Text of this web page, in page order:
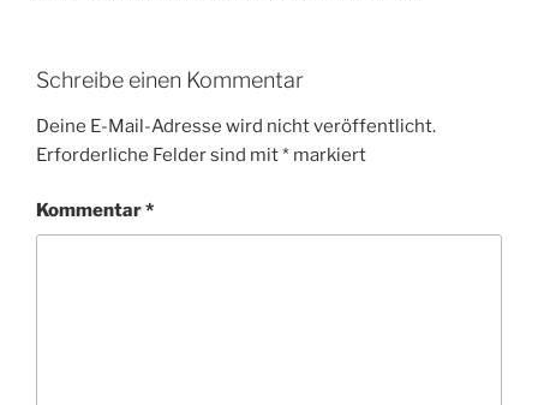
Schreibe einen Kommentar
Deine E-Mail-Adresse wird nicht veröffentlicht.
Erforderliche Felder sind mit* markiert
Kommentar*